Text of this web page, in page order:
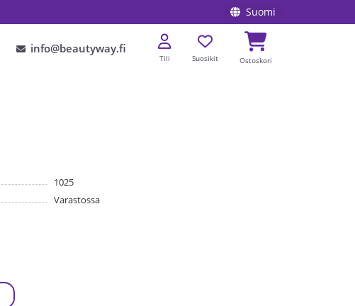
Suomi
info@beautyway.fi
Tili Suosikit Ostoskori
1025
Varastossa